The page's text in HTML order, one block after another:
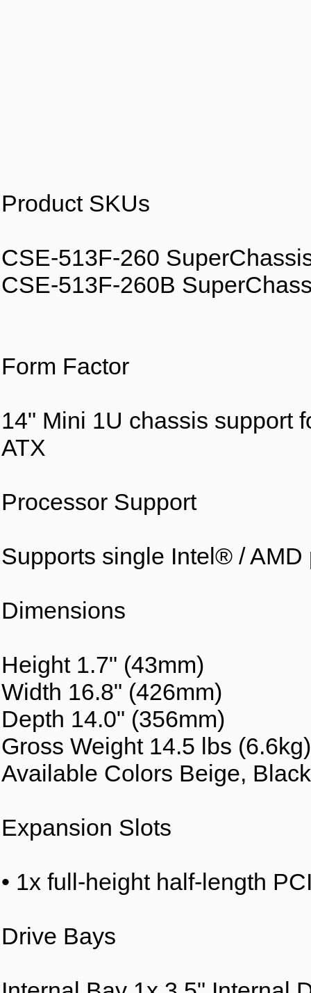
Product SKUs
CSE-513F-260
CSE-513F-260B
Form Factor
14" Mini 1U chassis support
ATX
Processor Support
Supports single Intel® / AMD
Dimensions
Height 1.7" (43mm)
Width 16.8" (426mm)
Depth 14.0" (356mm)
Gross Weight 14.5 lbs (6.6kg)
Available Colors Beige, Black
Expansion Slots
• 1x full-height half-length
Drive Bays